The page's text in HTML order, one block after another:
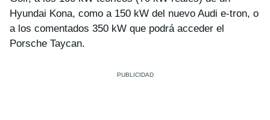
Hyundai Kona, como a 150 kW del nuevo Audi e-tron, o
a los comentados 350 kW que podrá acceder el
Porsche Taycan.